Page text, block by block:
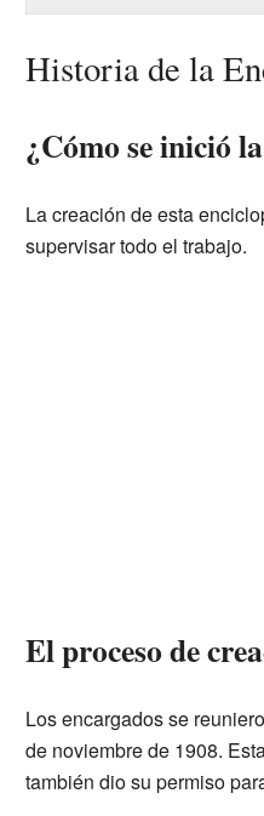
Historia de la
¿Cómo se inició
La creación de esta
supervisar todo el trabajo.
El proceso de
Los encargados se
de noviembre de 1908.
también dio su permiso